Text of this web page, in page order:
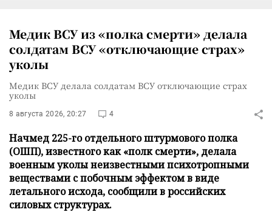
Медик ВСУ из «полка смерти» делала
солдатам ВСУ «отключающие страх»
уколы
Медик ВСУ делала солдатам ВСУ отключающие страх
уколы
8 августа 2026, 20:27 4
Начмед 225-го отдельного штурмового полка
(ОШП), известного как «полк смерти», делала
военным уколы неизвестными психотропными
веществами с побочным эффектом в виде
летального исхода, сообщили в российских
силовых структурах.